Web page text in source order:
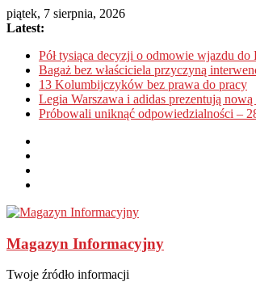
piątek, 7 sierpnia, 2026
Latest:
Pół tysiąca decyzji o odmowie wjazdu do
Bagaż bez właściciela przyczyną
13 Kolumbijczyków bez prawa do pracy
Legia Warszawa i adidas prezentują
Próbowali uniknąć odpowiedzialności –
Magazyn Informacyjny
Twoje źródło informacji